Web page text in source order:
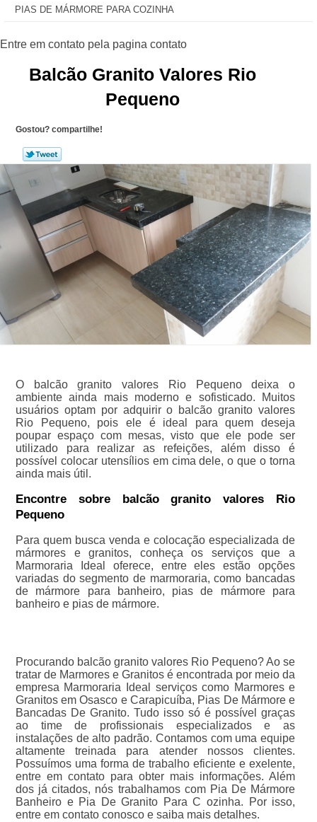
PIAS DE MÁRMORE PARA COZINHA
Balcão Granito Valores Rio
Pequeno
Gostou? compartilhe!
O balcão granito valores Rio Pequeno deixa o
ambiente ainda mais moderno e sofisticado. Muitos
usuários optam por adquirir o balcão granito valores
Rio Pequeno, pois ele é ideal para quem deseja
poupar espaço com mesas, visto que ele pode ser
utilizado para realizar as refeições, além disso é
possível colocar utensílios em cima dele, o que o torna
ainda mais útil.
Encontre sobre balcão granito valores Rio
Pequeno
Para quem busca venda e colocação especializada de
mármores e granitos, conheça os serviços que a
Marmoraria Ideal oferece, entre eles estão opções
variadas do segmento de marmoraria, como bancadas
de mármore para banheiro, pias de mármore para
banheiro e pias de mármore.
Procurando balcão granito valores Rio Pequeno? Ao se
tratar de Marmores e Granitos é encontrada por meio da
empresa Marmoraria Ideal serviços como Marmores e
Granitos em Osasco e Carapicuíba, Pias De Mármore e
Bancadas De Granito. Tudo isso só é possível graças
ao time de profissionais especializados e as
instalações de alto padrão. Contamos com uma equipe
altamente treinada para atender nossos clientes.
Possuímos uma forma de trabalho eficiente e exelente,
entre em contato para obter mais informações. Além
dos já citados, nós trabalhamos com Pia De Mármore
Banheiro e Pia De Granito Para C ozinha. Por isso,
entre em contato conosco e saiba mais detalhes.